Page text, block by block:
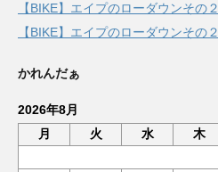
【BIKE】エイプのローダウンその２
【BIKE】エイプのローダウンその２
かれんだぁ
2026年8月
月
火 水 木